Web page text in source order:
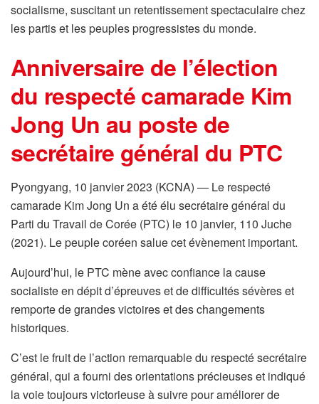
socialisme, suscitant un retentissement spectaculaire chez
les partis et les peuples progressistes du monde.
Anniversaire de l’élection
du respecté camarade Kim
Jong Un au poste de
secrétaire général du PTC
Pyongyang, 10 janvier 2023 (KCNA) — Le respecté
camarade Kim Jong Un a été élu secrétaire général du
Parti du Travail de Corée (PTC) le 10 janvier, 110 Juche
(2021). Le peuple coréen salue cet évènement important.
Aujourd’hui, le PTC mène avec confiance la cause
socialiste en dépit d’épreuves et de difficultés sévères et
remporte de grandes victoires et des changements
historiques.
C’est le fruit de l’action remarquable du respecté secrétaire
général, qui a fourni des orientations précieuses et indiqué
la voie toujours victorieuse à suivre pour améliorer de